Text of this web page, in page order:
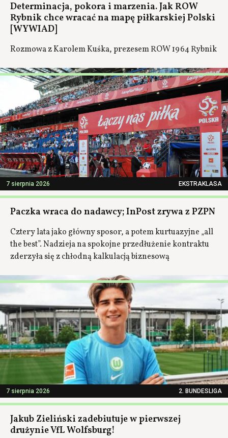
Determinacja, pokora i marzenia. Jak ROW
Rybnik chce wracać na mapę piłkarskiej Polski
[WYWIAD]
Rozmowa z Karolem Kuśka, prezesem ROW 1964 Rybnik
7 sierpnia 2026 EKSTRAKLASA
Paczka wraca do nadawcy; InPost zrywa z PZPN
Cztery lata jako główny sposor, a potem kurtuazyjne „all
the best”. Nadzieja na spokojne przedłużenie kontraktu
zderzyła się z chłodną kalkulacją biznesową
7 sierpnia 2026 2. BUNDESLIGA
Jakub Zieliński zadebiutuje w pierwszej
drużynie VfL Wolfsburg!